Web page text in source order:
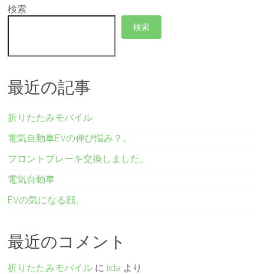
検索
検索
最近の記事
折りたたみモバイル
電気自動車EVの伸び悩み？。
フロントブレーキ交換しました。
電気自動車
EVの気になる顔。
最近のコメント
折りたたみモバイル に iida より